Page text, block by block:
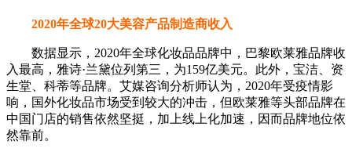
2020年全球20大美容产品制造商收入
数据显示，2020年全球化妆品品牌中，巴黎欧莱雅品牌收
入最高，雅诗·兰黛位列第三，为159亿美元。此外，宝洁、资
生堂、科蒂等品牌。艾媒咨询分析师认为，2020年受疫情影
响，国外化妆品市场受到较大的冲击，但欧莱雅等头部品牌在
中国门店的销售依然坚挺，加上线上化加速，因而品牌地位依
然靠前。